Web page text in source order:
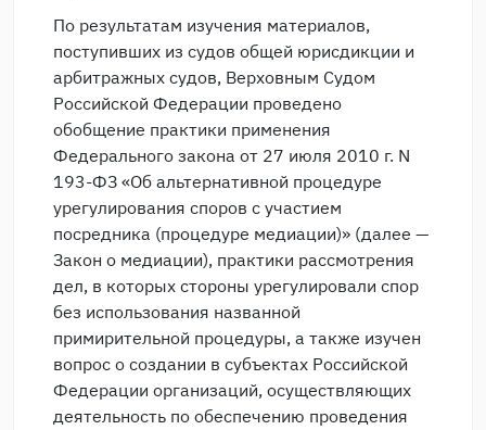
По результатам изучения материалов,
поступивших из судов общей юрисдикции и
арбитражных судов, Верховным Судом
Российской Федерации проведено
обобщение практики применения
Федерального закона от 27 июля 2010 г. N
193-ФЗ «Об альтернативной процедуре
урегулирования споров с участием
посредника (процедуре медиации)» (далее —
Закон о медиации), практики рассмотрения
дел, в которых стороны урегулировали спор
без использования названной
примирительной процедуры, а также изучен
вопрос о создании в субъектах Российской
Федерации организаций, осуществляющих
деятельность по обеспечению проведения